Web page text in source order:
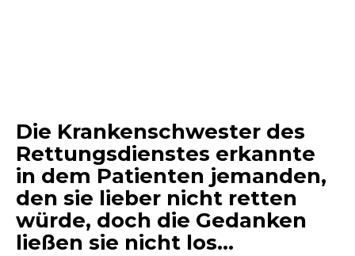
Die Krankenschwester des
Rettungsdienstes erkannte
in dem Patienten jemanden,
den sie lieber nicht retten
würde, doch die Gedanken
ließen sie nicht los…